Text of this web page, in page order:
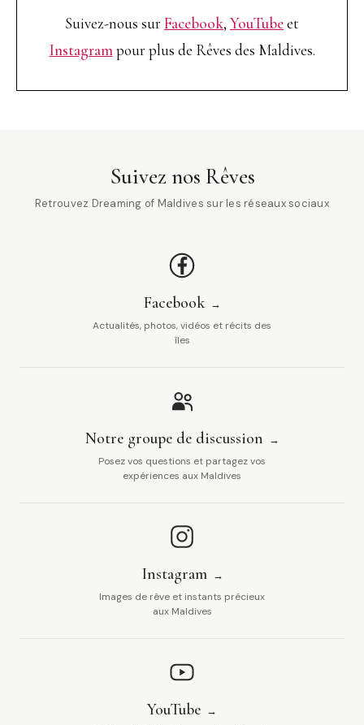
Suivez-nous surFacebook, YouTubeet
Instagrampour plus de Rêves des Maldives.
Suivez nos Rêves
Retrouvez Dreaming of Maldives sur les réseaux sociaux
Facebook
Actualités, photos, vidéos et récits des
îles
Notre groupe de discussion
Posez vos questions et partagez vos
expériences aux Maldives
Instagram
Images de rêve et instants précieux
aux Maldives
YouTube